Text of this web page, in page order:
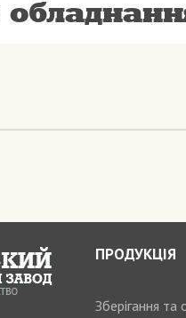
ПРОДУКЦІЯ
Зберігання